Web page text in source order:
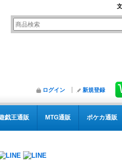
ログイン 新規登録
戯王通販 MTG通販 ポケカ通販